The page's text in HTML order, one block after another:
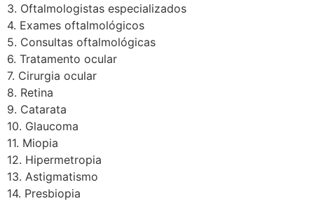
3. Oftalmologistas especializados
4. Exames oftalmológicos
5. Consultas oftalmológicas
6. Tratamento ocular
7. Cirurgia ocular
8. Retina
9. Catarata
10. Glaucoma
11. Miopia
12. Hipermetropia
13. Astigmatismo
14. Presbiopia